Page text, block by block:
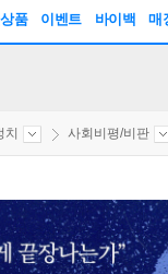
품 이벤트 바이백 매
치 사회비평/비판